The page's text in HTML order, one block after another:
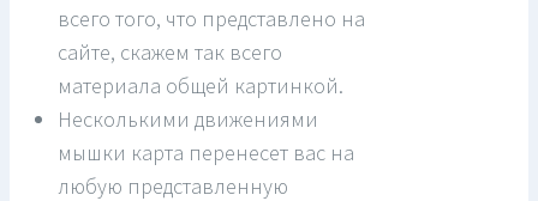
всего того, что представлено на
сайте, скажем так всего
материала общей картинкой.
Несколькими движениями
мышки карта перенесет вас на
любую представленную